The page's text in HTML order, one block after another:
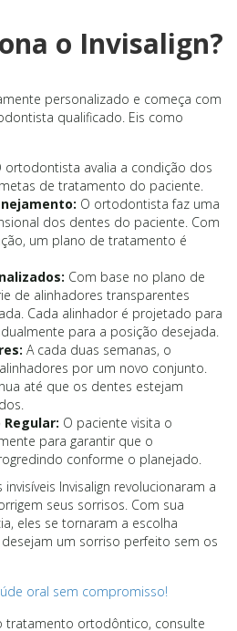
o Invisalign?
personalizado e começa com
qualificado. Eis como
ortodontista avalia a condição dos
de tratamento do paciente.
O ortodontista faz uma
dos dentes do paciente. Com
um plano de tratamento é
Com base no plano de
de alinhadores transparentes
Cada alinhador é projetado para
para a posição desejada.
A cada duas semanas, o
por um novo conjunto.
até que os dentes estejam
O paciente visita o
para garantir que o
conforme o planejado.
Invisalign revolucionaram a
seus sorrisos. Com sua
eles se tornaram a escolha
um sorriso perfeito sem os
oral sem compromisso!
tratamento ortodôntico, consulte